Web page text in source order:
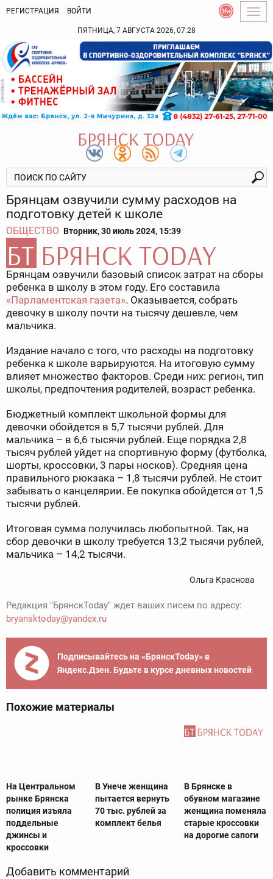
РЕГИСТРАЦИЯ ВОЙТИ
ПЯТНИЦА, 7 АВГУСТА 2026, 07:28
Брянцам озвучили сумму расходов на
подготовку детей к школе
ОБЩЕСТВО Вторник, 30 июль 2024, 15:39
Брянцам озвучили базовый список затрат на сборы
ребенка в школу в этом году. Его составила
«Парламентская газета». Оказывается, собрать
девочку в школу почти на тысячу дешевле, чем
мальчика.
Издание начало с того, что расходы на подготовку
ребенка к школе варьируются. На итоговую сумму
влияет множество факторов. Среди них: регион, тип
школы, предпочтения родителей, возраст ребенка.
Бюджетный комплект школьной формы для
девочки обойдется в 5,7 тысячи рублей. Для
мальчика – в 6,6 тысячи рублей. Еще порядка 2,8
тысяч рублей уйдет на спортивную форму (футболка,
шорты, кроссовки, 3 пары носков). Средняя цена
правильного рюкзака – 1,8 тысячи рублей. Не стоит
забывать о канцелярии. Ее покупка обойдется от 1,5
тысячи рублей.
Итоговая сумма получилась любопытной. Так, на
сбор девочки в школу требуется 13,2 тысячи рублей,
мальчика – 14,2 тысячи.
Ольга Краснова
Редакция "БрянскToday" ждет ваших писем по адресу:
bryansktoday@yandex.ru
Подписывайтесь на «БрянскToday» в
Яндекс.Дзен. Будьте в курсе дневных новостей
Похожие материалы
На Центральном
рынке Брянска
полиция изъяла
поддельные
джинсы и
кроссовки
В Унече женщина
пытается вернуть
70 тыс. рублей за
комплект белья
В Брянске в
обувном магазине
женщина поменяла
старые кроссовки
на дорогие сапоги
Добавить комментарий